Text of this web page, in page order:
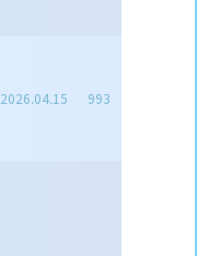
2026.04.15 993